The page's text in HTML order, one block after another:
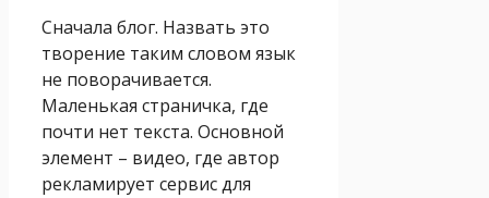
Сначала блог. Назвать это
творение таким словом язык
не поворачивается.
Маленькая страничка, где
почти нет текста. Основной
элемент – видео, где автор
рекламирует сервис для